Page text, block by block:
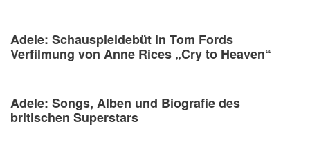
Adele: Schauspieldebüt in Tom Fords
Verfilmung von Anne Rices „Cry to Heaven“
Adele: Songs, Alben und Biografie des
britischen Superstars